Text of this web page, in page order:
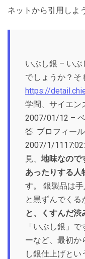
ネットから引用しよ
いぶし銀 – い
でしょうか？そ
https://
学問、サイエン
2007/01/12 –
答. プロフィー
2007/1/
見、 地味なので
あったりする人
す。 銀製品は
と黒ずんでくる
と、くすんだ渋
「いぶし銀」
ーなど、最初か
し銀仕上げとい